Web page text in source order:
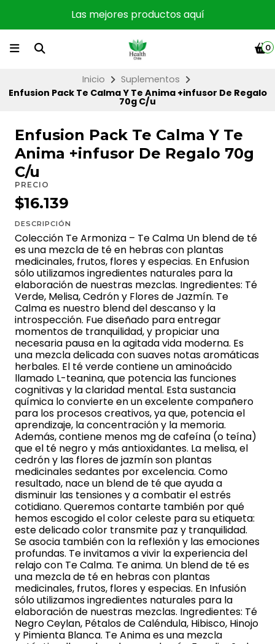
Las mejores productos aquí
0
Inicio
Suplementos
Enfusion Pack Te Calma Y Te Anima +infusor De Regalo
70g C/u
Enfusion Pack Te Calma Y Te
Anima +infusor De Regalo 70g
C/u
PRECIO
$16.139
DESCRIPCIÓN
Colección Te Armoniza – Te Calma Un blend de té
es una mezcla de té en hebras con plantas
medicinales, frutos, flores y especias. En Enfusion
sólo utilizamos ingredientes naturales para la
elaboración de nuestras mezclas. Ingredientes: Té
Verde, Melisa, Cedrón y Flores de Jazmín. Te
Calma es nuestro blend del descanso y la
introspección. Fue diseñado para entregar
momentos de tranquilidad, y propiciar una
necesaria pausa en la agitada vida moderna. Es
una mezcla delicada con suaves notas aromáticas
herbales. El té verde contiene un aminoácido
llamado L-teanina, que potencia las funciones
cognitivas y la claridad mental. Esta sustancia
química lo convierte en un excelente compañero
para los procesos creativos, ya que, potencia el
aprendizaje, la concentración y la memoria.
Además, contiene menos mg de cafeína (o teína)
que el té negro y más antioxidantes. La melisa, el
cedrón y las flores de jazmín son plantas
medicinales sedantes por excelencia. Como
resultado, nace un blend de té que ayuda a
disminuir las tensiones y a combatir el estrés
cotidiano. Queremos contarte también por qué
hemos escogido el color celeste para su etiqueta:
este delicado color transmite paz y tranquilidad.
Se asocia también con la reflexión y las emociones
profundas. Te invitamos a vivir la experiencia del
relajo con Te Calma. Te anima. Un blend de té es
una mezcla de té en hebras con plantas
medicinales, frutos, flores y especias. En Infusión
sólo utilizamos ingredientes naturales para la
elaboración de nuestras mezclas. Ingredientes: Té
Negro Ceylan, Pétalos de Caléndula, Hibisco, Hinojo
y Pimienta Blanca. Te Anima es una mezcla